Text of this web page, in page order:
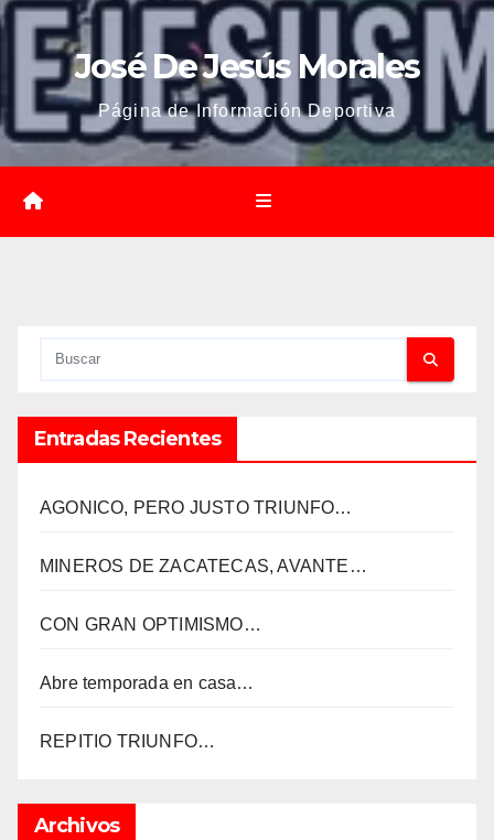
José De Jesús Morales
Página de Información Deportiva
Entradas Recientes
AGONICO, PERO JUSTO TRIUNFO…
MINEROS DE ZACATECAS, AVANTE…
CON GRAN OPTIMISMO…
Abre temporada en casa…
REPITIO TRIUNFO…
Archivos